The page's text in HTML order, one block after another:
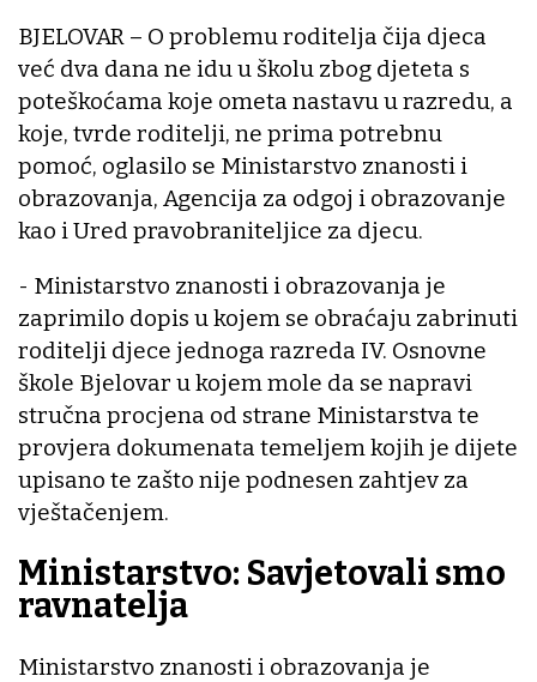
BJELOVAR – O problemu roditelja čija djeca
već dva dana ne idu u školu zbog djeteta s
poteškoćama koje ometa nastavu u razredu, a
koje, tvrde roditelji, ne prima potrebnu
pomoć, oglasilo se Ministarstvo znanosti i
obrazovanja, Agencija za odgoj i obrazovanje
kao i Ured pravobraniteljice za djecu.
- Ministarstvo znanosti i obrazovanja je
zaprimilo dopis u kojem se obraćaju zabrinuti
roditelji djece jednoga razreda IV. Osnovne
škole Bjelovar u kojem mole da se napravi
stručna procjena od strane Ministarstva te
provjera dokumenata temeljem kojih je dijete
upisano te zašto nije podnesen zahtjev za
vještačenjem.
Ministarstvo: Savjetovali smo
ravnatelja
Ministarstvo znanosti i obrazovanja je